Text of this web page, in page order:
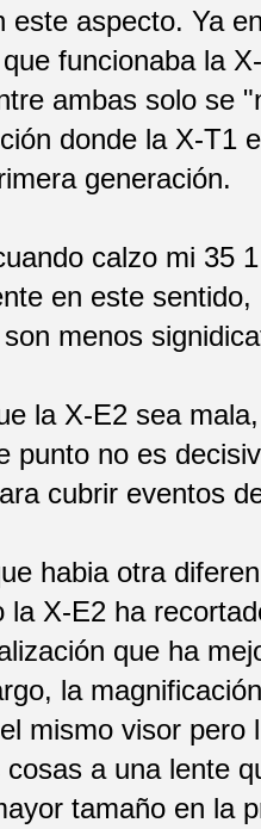
este aspecto. Ya
funcionaba la
ambas solo se
donde la X-T1
generación.
calzo mi 35
en este
menos
la X-E2 sea
punto no es
cubrir eventos
habia otra
la X-E2 ha
que ha
la
mismo visor pero
a una lente
tamaño en la